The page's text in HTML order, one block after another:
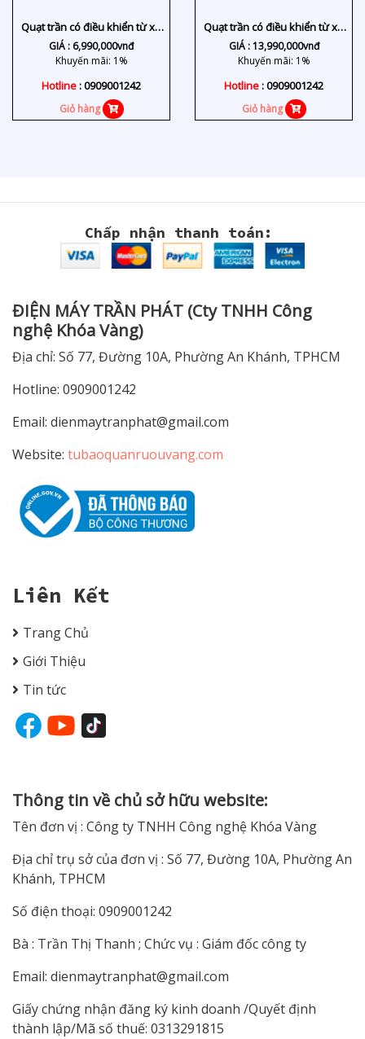
Quạt trần có điều khiển từ xa
W56WV
GIÁ : 6,990,000vnđ
Khuyến mãi: 1%
Hotline: 0909001242
Giỏ hàng
Quạt trần có điều khiển từ xa
U60FW
GIÁ :13,990,000vnđ
Khuyến mãi: 1%
Hotline: 0909001242
Giỏ hàng
Chấp nhận thanh toán:
ĐIỆN MÁY TRẦN PHÁT (Cty TNHH Công
nghệ Khóa Vàng)
Địa chỉ: Số 77, Đường 10A, Phường An Khánh, TPHCM
Hotline: 0909001242
Email: dienmaytranphat@gmail.com
Website: tubaoquanruouvang.com
Liên Kết
Trang Chủ
Giới Thiệu
Tin tức
Thông tin về chủ sở hữu website:
Tên đơn vị : Công ty TNHH Công nghệ Khóa Vàng
Địa chỉ trụ sở của đơn vị : Số 77, Đường 10A, Phường An
Khánh, TPHCM
Số điện thoại: 0909001242
Bà : Trần Thị Thanh ; Chức vụ : Giám đốc công ty
Email: dienmaytranphat@gmail.com
Giấy chứng nhận đăng ký kinh doanh /Quyết định
thành lập/Mã số thuế: 0313291815